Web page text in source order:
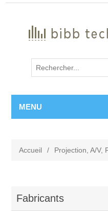
MENU
Accueil / Projection, A/V,
Fabricants